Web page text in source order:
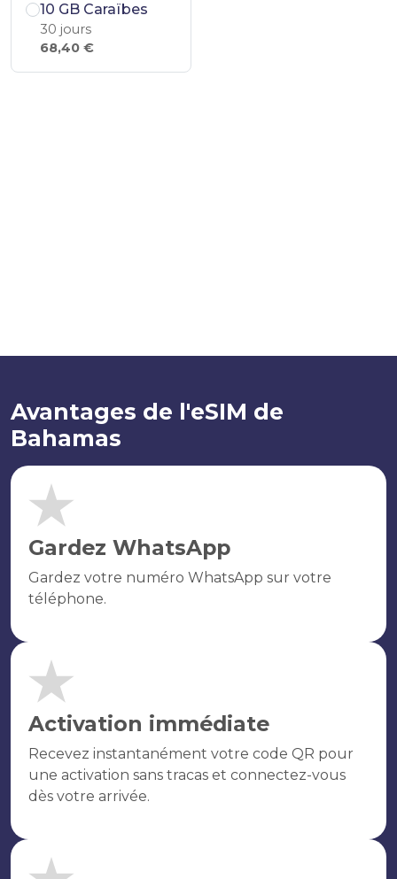
10 GB Caraïbes
30 jours
68,40 €
Avantages de l'eSIM de
Bahamas
Gardez WhatsApp
Gardez votre numéro WhatsApp sur votre
téléphone.
Activation immédiate
Recevez instantanément votre code QR pour
une activation sans tracas et connectez-vous
dès votre arrivée.